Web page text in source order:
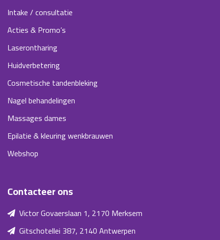
Intake / consultatie
Acties & Promo’s
Laserontharing
Huidverbetering
Cosmetische tandenbleking
Nagel behandelingen
Massages dames
Epilatie & kleuring wenkbrauwen
Webshop
Contacteer ons
Victor Govaerslaan 1, 2170 Merksem
Gitschotellei 387, 2140 Antwerpen